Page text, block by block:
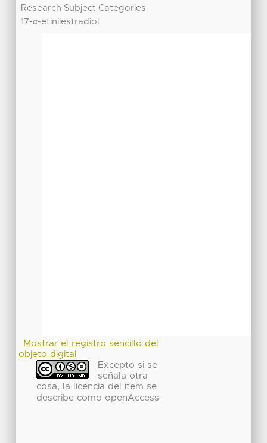
Research Subject Categories
17-α-etinilestradiol
Mostrar el registro sencillo del
objeto digital
Excepto si se
señala otra
cosa, la licencia del ítem se
describe como openAccess